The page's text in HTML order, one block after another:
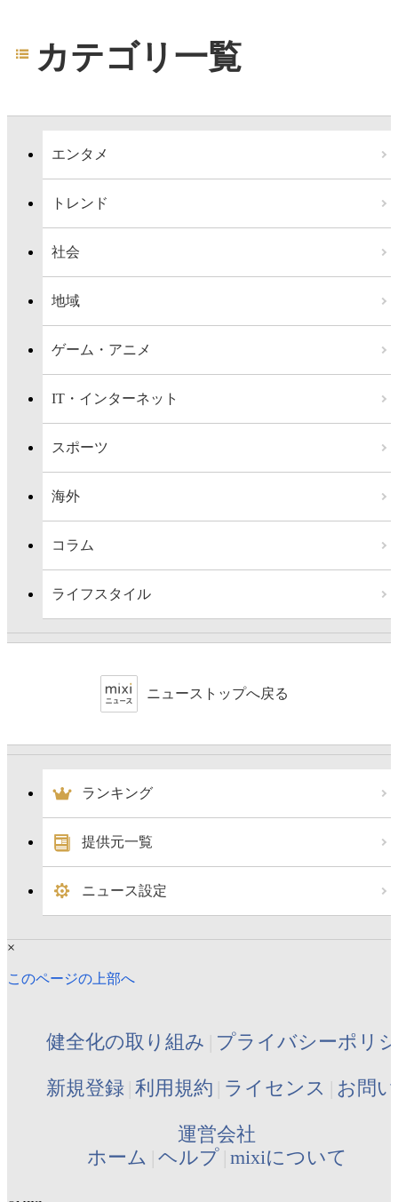
カテゴリ一覧
エンタメ
トレンド
社会
地域
ゲーム・アニメ
IT・インターネット
スポーツ
海外
コラム
ライフスタイル
ニューストップへ戻る
ランキング
提供元一覧
ニュース設定
×
このページの上部へ
健全化の取り組み プライバシーポリ
新規登録 利用規約 ライセンス お問
運営会社
ホーム ヘルプ mixiについて